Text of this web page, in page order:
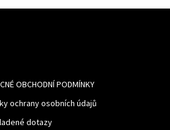
OBCHODNÍ PODMÍNKY
ochrany osobních údajů
dotazy